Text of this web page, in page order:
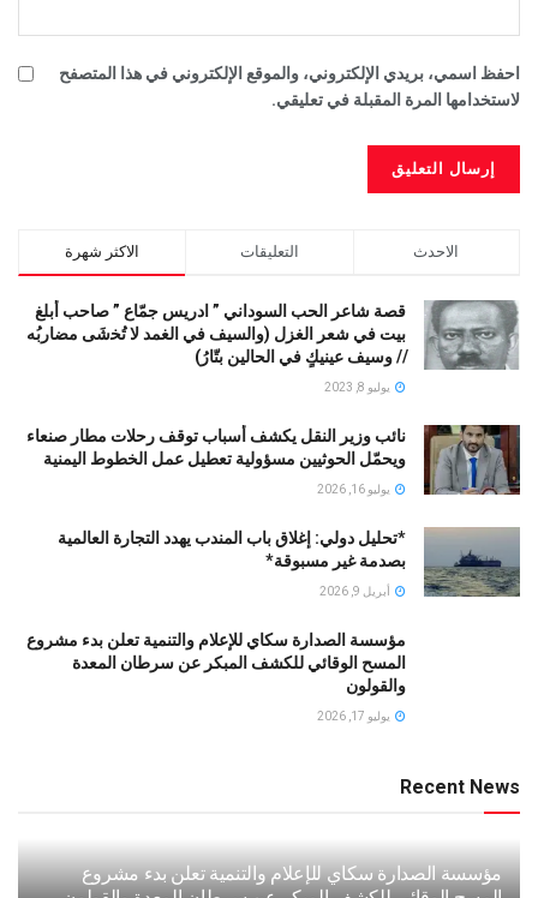
احفظ اسمي، بريدي الإلكتروني، والموقع الإلكتروني في هذا المتصفح
لاستخدامها المرة المقبلة في تعليقي.
الاكثر شهرة التعليقات الاحدث
قصة شاعر الحب السوداني ” ادريس جمّاع ” صاحب أبلغ
بيت في شعر الغزل (وﺍﻟﺴﻴﻒ ﻓﻲ الغمد ﻻ ﺗُﺨشَى مضاربُه
// ﻭﺳﻴﻒ ﻋﻴﻨﻴﻚٍ ﻓﻲ ﺍﻟﺤﺎﻟﻴﻦ ﺑﺘّﺎﺭُ)
يوليو 8, 2023
نائب وزير النقل يكشف أسباب توقف رحلات مطار صنعاء
ويحمّل الحوثيين مسؤولية تعطيل عمل الخطوط اليمنية
يوليو 16, 2026
*تحليل دولي: إغلاق باب المندب يهدد التجارة العالمية
بصدمة غير مسبوقة*
أبريل 9, 2026
مؤسسة الصدارة سكاي للإعلام والتنمية تعلن بدء مشروع
المسح الوقائي للكشف المبكر عن سرطان المعدة
والقولون
يوليو 17, 2026
Recent News
مؤسسة الصدارة سكاي للإعلام والتنمية تعلن بدء مشروع